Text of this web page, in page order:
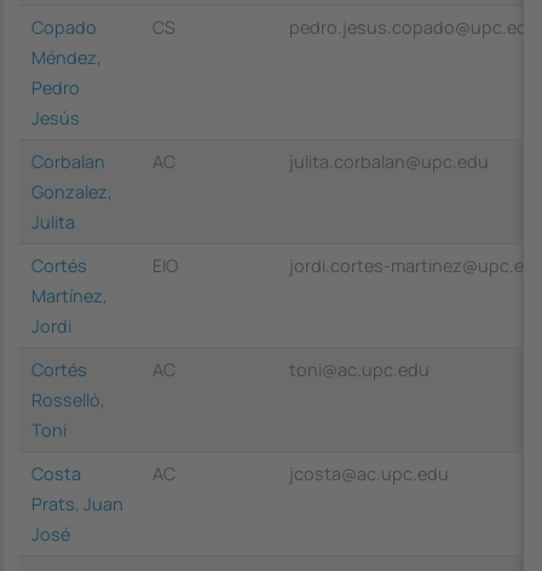
Copado
Méndez,
Pedro
Jesús
CS pedro.jesus.copado@upc.edu
Corbalan
Gonzalez,
Julita
AC julita.corbalan@upc.edu
Cortés
Martínez,
Jordi
EIO jordi.cortes-
Cortés
Rosselló,
Toni
AC toni@ac.upc.edu
Costa
Prats, Juan
José
AC jcosta@ac.upc.edu